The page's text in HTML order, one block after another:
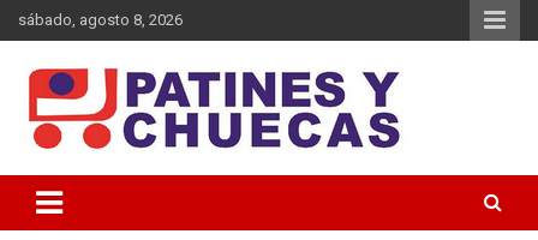
Saltar
al
sábado, agosto 8, 2026
Patines y Chuecas